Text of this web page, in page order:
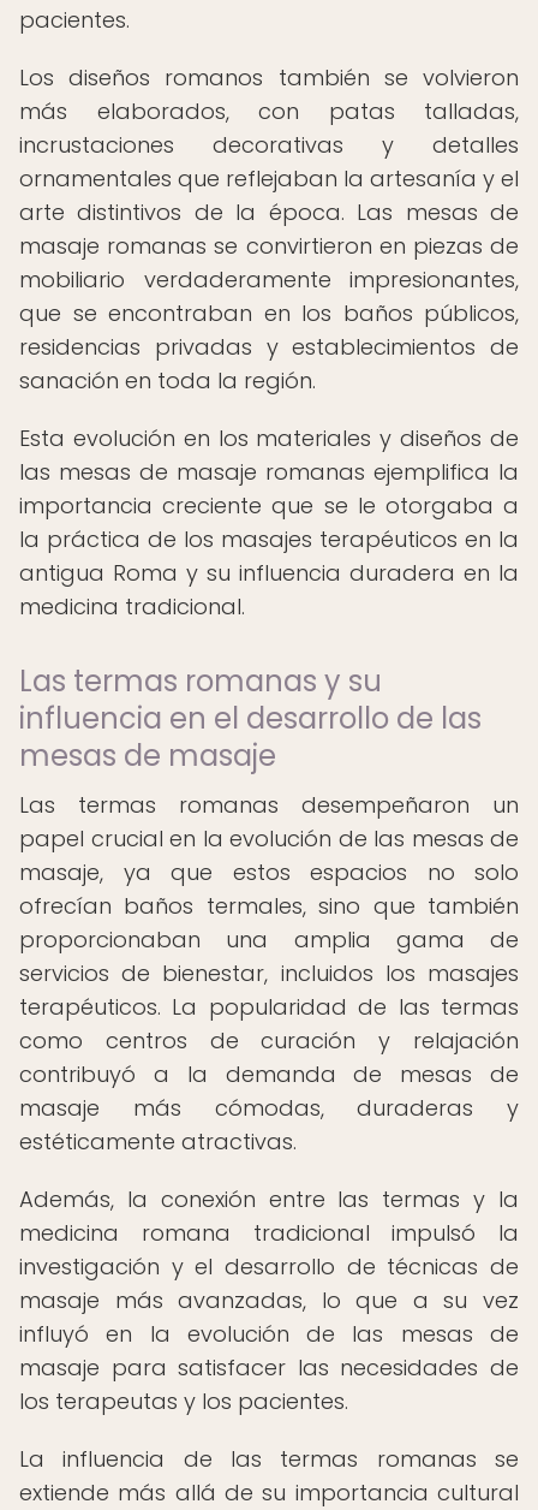
pacientes.
Los diseños romanos también se volvieron
más elaborados, con patas talladas,
incrustaciones decorativas y detalles
ornamentales que reflejaban la artesanía y el
arte distintivos de la época. Las mesas de
masaje romanas se convirtieron en piezas de
mobiliario verdaderamente impresionantes,
que se encontraban en los baños públicos,
residencias privadas y establecimientos de
sanación en toda la región.
Esta evolución en los materiales y diseños de
las mesas de masaje romanas ejemplifica la
importancia creciente que se le otorgaba a
la práctica de los masajes terapéuticos en la
antigua Roma y su influencia duradera en la
medicina tradicional.
Las termas romanas y su
influencia en el desarrollo de las
mesas de masaje
Las termas romanas desempeñaron un
papel crucial en la evolución de las mesas de
masaje, ya que estos espacios no solo
ofrecían baños termales, sino que también
proporcionaban una amplia gama de
servicios de bienestar, incluidos los masajes
terapéuticos. La popularidad de las termas
como centros de curación y relajación
contribuyó a la demanda de mesas de
masaje más cómodas, duraderas y
estéticamente atractivas.
Además, la conexión entre las termas y la
medicina romana tradicional impulsó la
investigación y el desarrollo de técnicas de
masaje más avanzadas, lo que a su vez
influyó en la evolución de las mesas de
masaje para satisfacer las necesidades de
los terapeutas y los pacientes.
La influencia de las termas romanas se
extiende más allá de su importancia cultural